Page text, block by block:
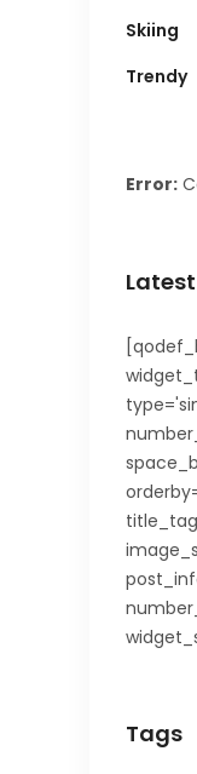
Skiing
Trendy
Error:
Tags